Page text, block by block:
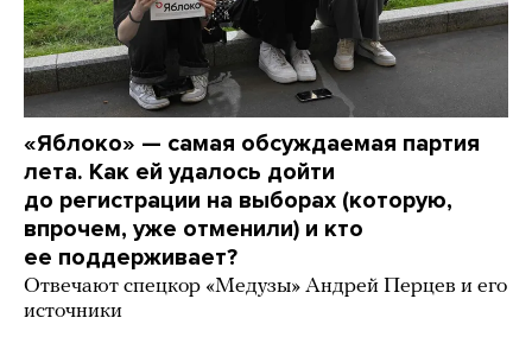
«Яблоко» — самая обсуждаемая партия
лета. Как ей удалось дойти
до регистрации на выборах (которую,
впрочем, уже отменили) и кто
ее поддерживает?
Отвечают спецкор «Медузы» Андрей Перцев и его
источники